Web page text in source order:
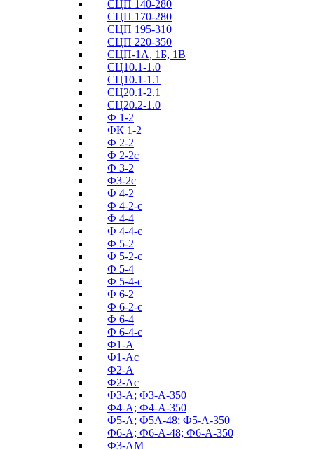
СЦП 140-280
СЦП 170-280
СЦП 195-310
СЦП 220-350
СЦП-1А, 1Б, 1В
СЦ10.1-1.0
СЦ10.1-1.1
СЦ20.1-2.1
СЦ20.2-1.0
Ф 1-2
ФК 1-2
Ф 2-2
Ф 2-2с
Ф 3-2
Ф3-2с
Ф 4-2
Ф 4-2-с
Ф 4-4
Ф 4-4-с
Ф 5-2
Ф 5-2-с
Ф 5-4
Ф 5-4-с
Ф 6-2
Ф 6-2-с
Ф 6-4
Ф 6-4-с
Ф1-А
Ф1-Ас
Ф2-А
Ф2-Ас
Ф3-А; Ф3-А-350
Ф4-А; Ф4-А-350
Ф5-А; Ф5А-48; Ф5-А-350
Ф6-А; Ф6-А-48; Ф6-А-350
Ф3-АМ